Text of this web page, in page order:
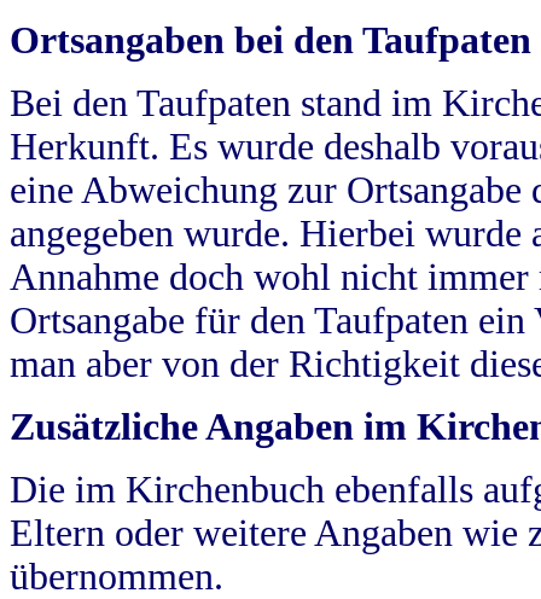
Ortsangaben bei den Taufpaten
Bei den Taufpaten stand im
Herkunft. Es wurde deshalb
eine Abweichung zur
angegeben wurde. Hierbei wurde
Annahme doch wohl nicht
Ortsangabe für den Taufpaten
man aber von der Richtigkeit
Zusätzliche Angaben im
Die im Kirchenbuch ebenfalls
Eltern oder weitere Angaben wie
übernommen.